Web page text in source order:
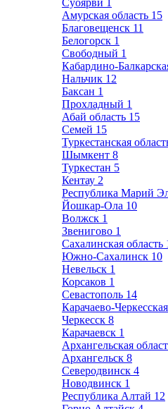
Суоярви 1
Амурская область 15
Благовещенск 11
Белогорск 1
Свободный 1
Кабардино-
Нальчик 12
Баксан 1
Прохладный 1
Абай область 15
Семей 15
Туркестанская
Шымкент 8
Туркестан 5
Кентау 2
Республика Марий
Йошкар-Ола 10
Волжск 1
Звенигово 1
Сахалинская область
Южно-Сахалинск 10
Невельск 1
Корсаков 1
Севастополь 14
Карачаево-
Черкесск 8
Карачаевск 1
Архангельская
Архангельск 8
Северодвинск 4
Новодвинск 1
Республика Алтай 12